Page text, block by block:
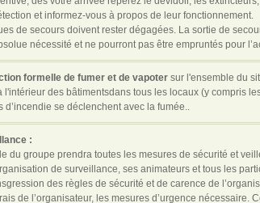
et informez-vous à propos de leur fonctionnement.
de secours doivent rester dégagées. La sortie de
nécessité et ne pourront pas être empruntés pour
formelle de fumer et de vapoter sur l'ensemble du
l'intérieur des bâtimentsdans tous les locaux (y compris
d’incendie se déclenchent avec la fumée..
:
du groupe prendra toutes les mesures de sécurité et
de surveillance, ses animateurs et tous les
des règles de sécurité et de carence de
de l’organisateur, les mesures d’urgence nécessaire.